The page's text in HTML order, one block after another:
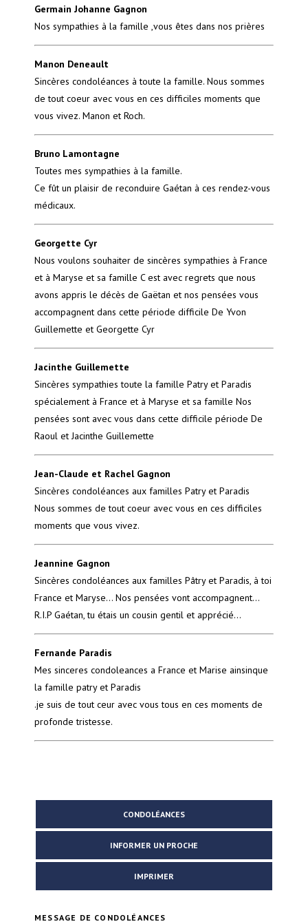
Germain Johanne Gagnon
Nos sympathies à la famille ,vous êtes dans nos prières
Manon Deneault
Sincères condoléances à toute la famille. Nous sommes
de tout coeur avec vous en ces difficiles moments que
vous vivez. Manon et Roch.
Bruno Lamontagne
Toutes mes sympathies à la famille.
Ce fût un plaisir de reconduire Gaétan à ces rendez-vous
médicaux.
Georgette Cyr
Nous voulons souhaiter de sincères sympathies à France
et à Maryse et sa famille C est avec regrets que nous
avons appris le décès de Gaëtan et nos pensées vous
accompagnent dans cette période difficile De Yvon
Guillemette et Georgette Cyr
Jacinthe Guillemette
Sincères sympathies toute la famille Patry et Paradis
spécialement à France et à Maryse et sa famille Nos
pensées sont avec vous dans cette difficile période De
Raoul et Jacinthe Guillemette
Jean-Claude et Rachel Gagnon
Sincères condoléances aux familles Patry et Paradis
Nous sommes de tout coeur avec vous en ces difficiles
moments que vous vivez.
Jeannine Gagnon
Sincères condoléances aux familles Pâtry et Paradis, à toi
France et Maryse... Nos pensées vont accompagnent...
R.I.P Gaétan, tu étais un cousin gentil et apprécié...
Fernande Paradis
Mes sinceres condoleances a France et Marise ainsinque
la famille patry et Paradis
.je suis de tout ceur avec vous tous en ces moments de
profonde tristesse.
CONDOLÉANCES
INFORMER UN PROCHE
IMPRIMER
MESSAGE DE CONDOLÉANCES